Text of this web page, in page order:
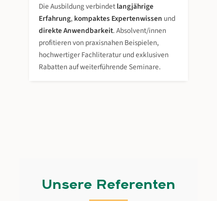
Die Ausbildung verbindetlangjährige
Erfahrung, kompaktes Expertenwissen und
direkte Anwendbarkeit. Absolvent/innen
profitieren von praxisnahen Beispielen,
hochwertiger Fachliteratur und exklusiven
Rabatten auf weiterführende Seminare.
Unsere Referenten